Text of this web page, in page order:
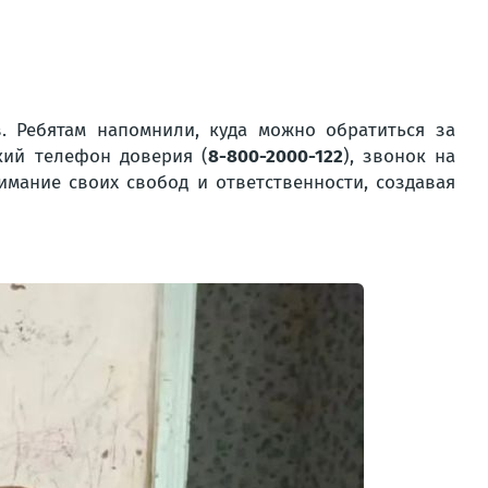
Ребятам напомнили, куда можно обратиться за
телефон доверия (8-800-2000-122), звонок на
своих свобод и ответственности, создавая